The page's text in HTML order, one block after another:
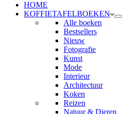
HOME
KOFFIETAFELBOEKEN
Alle boeken
Bestsellers
Nieuw
Fotografie
Kunst
Mode
Interieur
Architectuur
Koken
Reizen
Natuur & Dieren